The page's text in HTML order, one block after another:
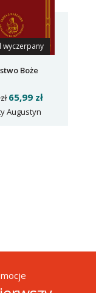
wyczerpany
Boże
65,99 zł
Augustyn